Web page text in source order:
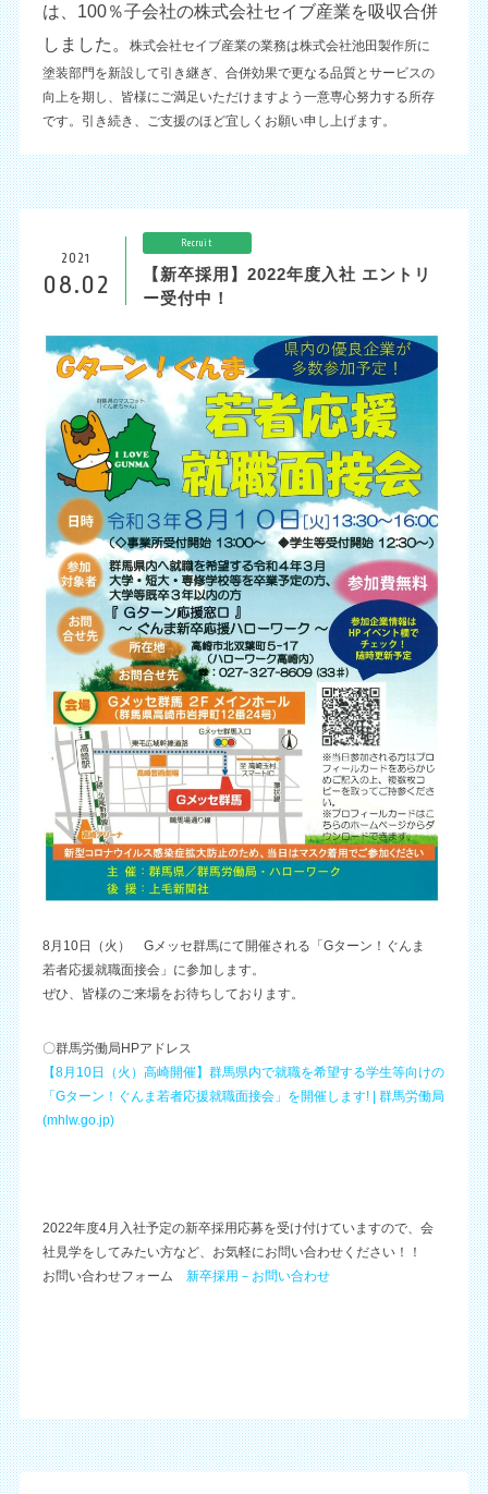
は、100％子会社の株式会社セイブ産業を吸収合併
しました。
株式会社セイブ産業の業務は株式会社池田製作所に
塗装部門を新設して引き継ぎ、合併効果で更なる品質とサービスの
向上を期し、皆様にご満足いただけますよう一意専心努力する所存
です。引き続き、ご支援のほど宜しくお願い申し上げます。
2021
08.02
Recruit
【新卒採用】2022年度入社 エントリ
ー受付中！
8月10日（火） Gメッセ群馬にて開催される「Gターン！ぐんま
若者応援就職面接会」に参加します。
ぜひ、皆様のご来場をお待ちしております。
〇群馬労働局HPアドレス
【8月10日（火）高崎開催】群馬県内で就職を希望する学生等向けの
「Gターン！ぐんま若者応援就職面接会」を開催します! | 群馬労働局
(mhlw.go.jp)
2022年度4月入社予定の新卒採用応募を受け付けていますので、会
社見学をしてみたい方など、お気軽にお問い合わせください！！
お問い合わせフォーム 新卒採用－お問い合わせ